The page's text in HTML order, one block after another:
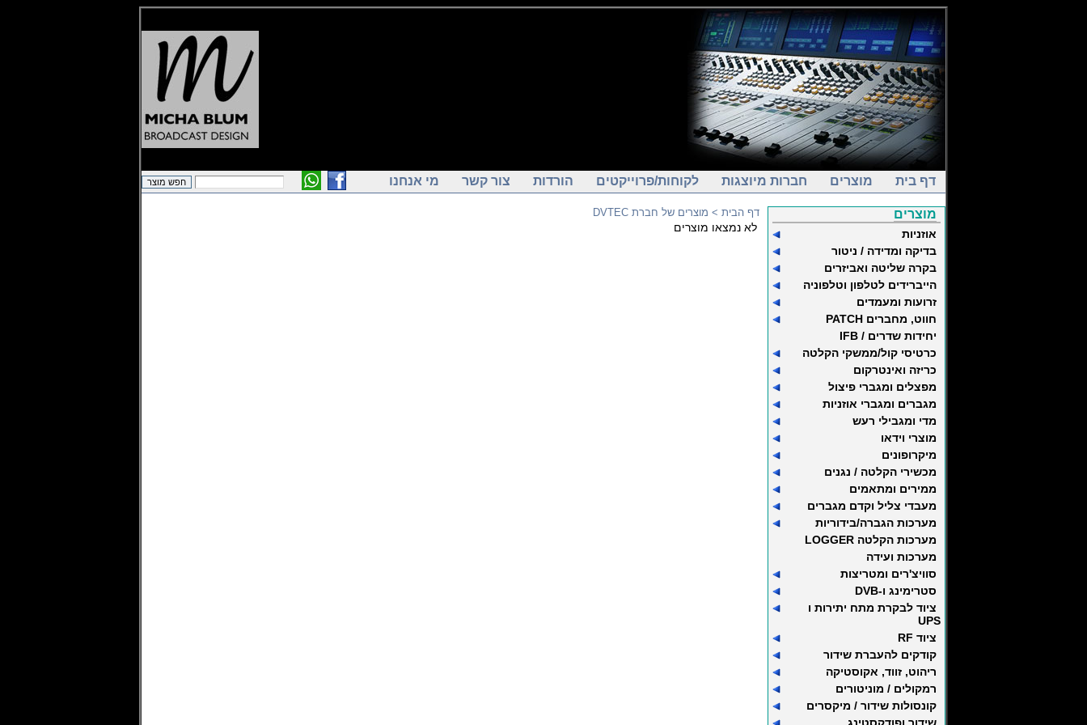
דף בית מוצרים חברות מיוצגות לקוחות/פרוייקטים הורדות צור קשר מי אנחנו
מוצרים
אוזניות
בדיקה ומדידה / ניטור
בקרה שליטה ואביזרים
הייברידים לטלפון וטלפוניה
זרועות ומעמדים
חווט, מחברים PATCH
יחידות שדרים / IFB
כרטיסי קול/ממשקי הקלטה
כריזה ואינטרקום
מפצלים ומגברי פיצול
מגברים ומגברי אוזניות
מדי ומגבילי רעש
מוצרי וידאו
מיקרופונים
מכשירי הקלטה / נגנים
ממירים ומתאמים
מעבדי צליל וקדם מגברים
מערכות הגברה/בידוריות
מערכות הקלטה LOGGER
מערכות ועידה
סוויצ'רים ומטריצות
סטרימינג ו-DVB
ציוד לבקרת מתח יתירות ו
UPS
ציוד RF
קודקים להעברת שידור
ריהוט, זווד, אקוסטיקה
רמקולים / מוניטורים
קונסולות שידור / מיקסרים
דף הבית > מוצרים של חברת DVTEC
לא נמצאו מוצרים